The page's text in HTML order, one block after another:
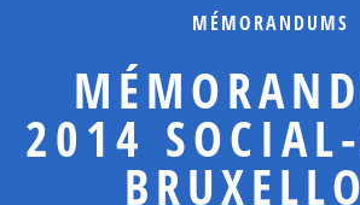
MÉMORANDUMS
2014